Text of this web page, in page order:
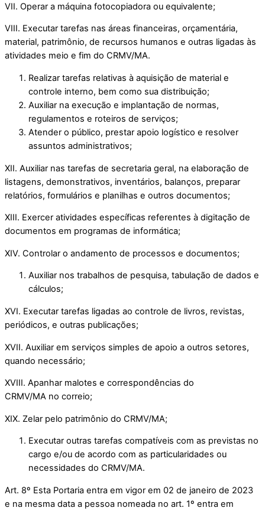
VII. Operar a máquina fotocopiadora ou equivalente;
VIII. Executar tarefas nas áreas financeiras, orçamentária,
material, patrimônio, de recursos humanos e outras ligadas às
atividades meio e fim do CRMV/MA.
Realizar tarefas relativas à aquisição de material e
controle interno, bem como sua distribuição;
Auxiliar na execução e implantação de normas,
regulamentos e roteiros de serviços;
Atender o público, prestar apoio logístico e resolver
assuntos administrativos;
XII. Auxiliar nas tarefas de secretaria geral, na elaboração de
listagens, demonstrativos, inventários, balanços, preparar
relatórios, formulários e planilhas e outros documentos;
XIII. Exercer atividades específicas referentes à digitação de
documentos em programas de informática;
XIV. Controlar o andamento de processos e documentos;
Auxiliar nos trabalhos de pesquisa, tabulação de dados e
cálculos;
XVI. Executar tarefas ligadas ao controle de livros, revistas,
periódicos, e outras publicações;
XVII. Auxiliar em serviços simples de apoio a outros setores,
quando necessário;
XVIII. Apanhar malotes e correspondências do
CRMV/MA no correio;
XIX. Zelar pelo patrimônio do CRMV/MA;
Executar outras tarefas compatíveis com as previstas no
cargo e/ou de acordo com as particularidades ou
necessidades do CRMV/MA.
Art. 8º Esta Portaria entra em vigor em 02 de janeiro de 2023
e na mesma data a pessoa nomeada no art. 1º entra em